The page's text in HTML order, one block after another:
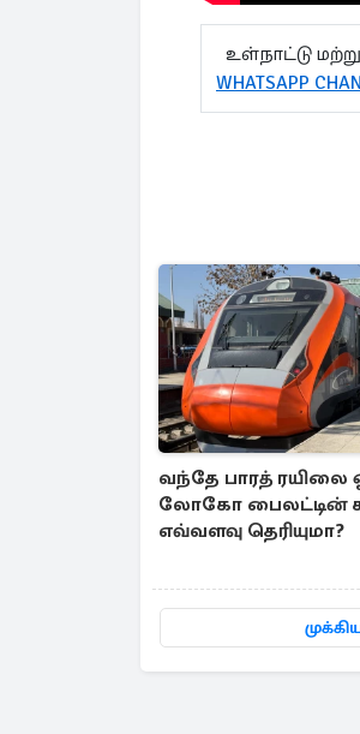
உள்நாட்டு
WHATSAPP
வந்தே பாரத் ரயிலை
லோகோ பைலட்டின்
எவ்வளவு தெரியுமா?